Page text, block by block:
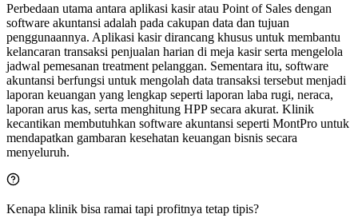
Perbedaan utama antara aplikasi kasir atau Point of Sales dengan
software akuntansi adalah pada cakupan data dan tujuan
penggunaannya. Aplikasi kasir dirancang khusus untuk membantu
kelancaran transaksi penjualan harian di meja kasir serta mengelola
jadwal pemesanan treatment pelanggan. Sementara itu, software
akuntansi berfungsi untuk mengolah data transaksi tersebut menjadi
laporan keuangan yang lengkap seperti laporan laba rugi, neraca,
laporan arus kas, serta menghitung HPP secara akurat. Klinik
kecantikan membutuhkan software akuntansi seperti MontPro untuk
mendapatkan gambaran kesehatan keuangan bisnis secara
menyeluruh.
Kenapa klinik bisa ramai tapi profitnya tetap tipis?